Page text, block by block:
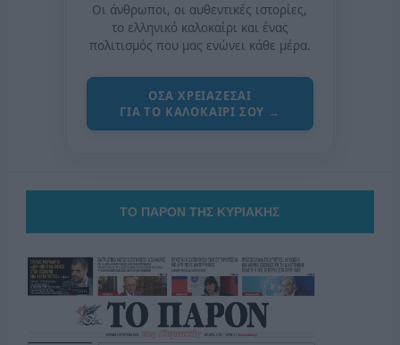
Οι άνθρωποι, οι αυθεντικές ιστορίες,
το ελληνικό καλοκαίρι και ένας
πολιτισμός που μας ενώνει κάθε μέρα.
ΟΣΑ ΧΡΕΙΑΖΕΣΑΙ
ΓΙΑ ΤΟ ΚΑΛΟΚΑΙΡΙ ΣΟΥ →
ΤΟ ΠΑΡΟΝ ΤΗΣ ΚΥΡΙΑΚΗΣ